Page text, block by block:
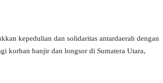
kepedulian dan solidaritas antardaerah dengan
korban banjir dan longsor di Sumatera Utara,